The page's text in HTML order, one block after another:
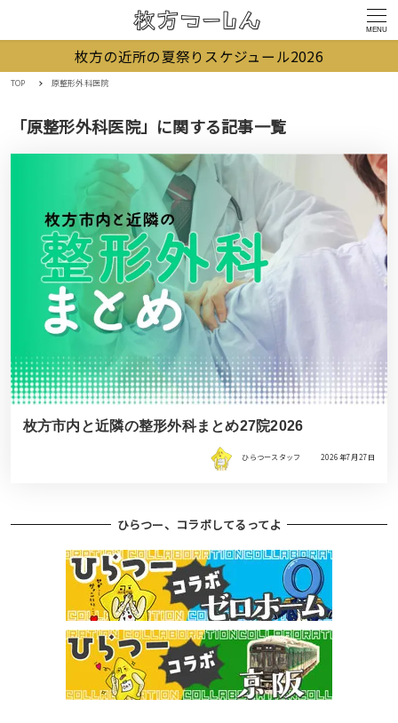
MENU
枚方の近所の夏祭りスケジュール2026
TOP 原整形外科医院
「原整形外科医院」に関する記事一覧
枚方市内と近隣の整形外科まとめ27院2026
ひらつースタッフ 2026年7月27日
ひらつー、コラボしてるってよ